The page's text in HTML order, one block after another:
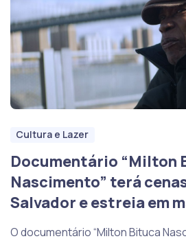
Cultura e Lazer
Documentário “Milton
Nascimento” terá
Salvador e estreia em
O documentário “Milton Bituca